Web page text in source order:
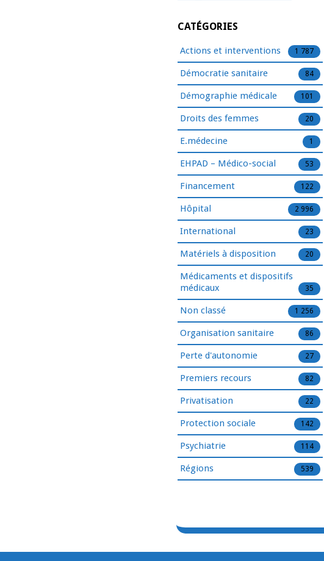
CATÉGORIES
Actions et interventions 1 787
Démocratie sanitaire 84
Démographie médicale 101
Droits des femmes 20
E.médecine 1
EHPAD – Médico-social 53
Financement 122
Hôpital 2 996
International 23
Matériels à disposition 20
Médicaments et dispositifs
médicaux
35
Non classé 1 256
Organisation sanitaire 86
Perte d'autonomie 27
Premiers recours 82
Privatisation 22
Protection sociale 142
Psychiatrie 114
Régions 539